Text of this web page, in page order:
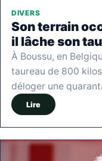
DIVERS
Son terrain
il lâche son
À Boussu, en
taureau de 800
déloger une
Lire